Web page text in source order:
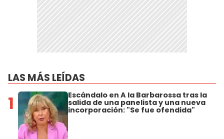
LAS MÁS LEÍDAS
1 Escándalo en A la Barbarossa tras la
salida de una panelista y una nueva
incorporación: "Se fue ofendida"